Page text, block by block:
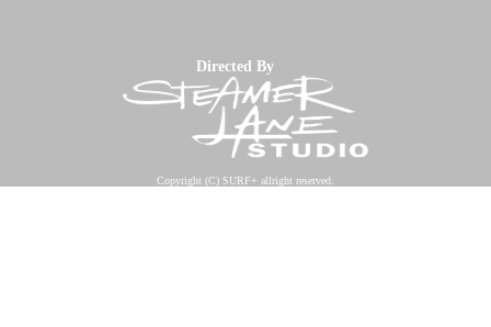
Directed By
Copyright (C) SURF+ allright reserved.